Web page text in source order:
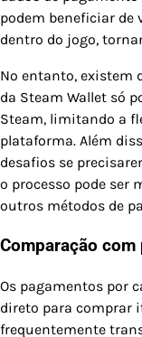
podem beneficiar de
dentro do jogo,
No entanto, existem
da Steam Wallet só
Steam, limitando a
plataforma. Além
desafios se
o processo pode ser
outros métodos de
Comparação
Os pagamentos por
direto para comprar
frequentemente